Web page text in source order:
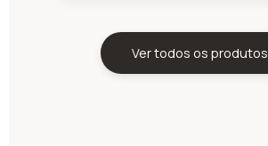
Ver todos os produtos